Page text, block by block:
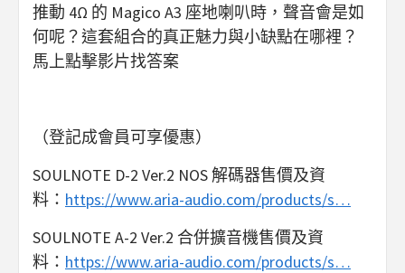
推動 4Ω 的 Magico A3 座地喇叭時，聲音會是如
何呢？這套組合的真正魅力與小缺點在哪裡？
馬上點擊影片找答案
（登記成會員可享優惠）
SOULNOTE D-2 Ver.2 NOS 解碼器售價及資
料： https://www.aria-audio.com/products/s…
SOULNOTE A-2 Ver.2 合併擴音機售價及資
料： https://www.aria-audio.com/products/s…